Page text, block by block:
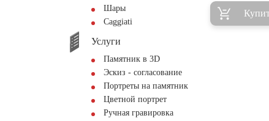
Шары
Сaggiati
Услуги
Памятник в 3D
Эскиз - согласование
Портреты на памятник
Цветной портрет
Ручная гравировка